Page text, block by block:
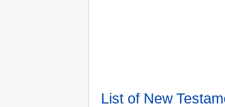
List of New